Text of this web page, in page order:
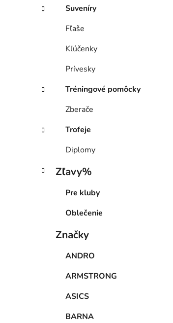
Suveníry
Fľaše
Kľúčenky
Prívesky
Tréningové pomôcky
Zberače
Trofeje
Diplomy
Zľavy%
Pre kluby
Oblečenie
Značky
ANDRO
ARMSTRONG
ASICS
BARNA